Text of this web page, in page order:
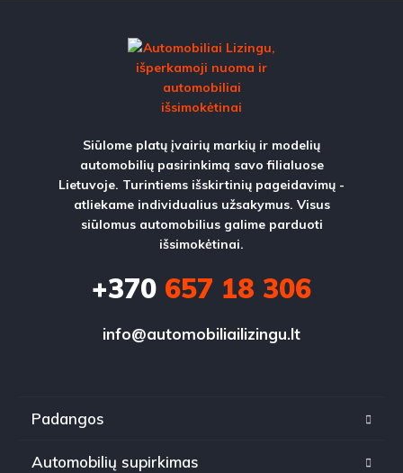
Siūlome platų įvairių markių ir modelių
automobilių pasirinkimą savo filialuose
Lietuvoje. Turintiems išskirtinių pageidavimų -
atliekame individualius užsakymus. Visus
siūlomus automobilius galime parduoti
išsimokėtinai.
+370 657 18 306
info@automobiliailizingu.lt
Padangos
Automobilių supirkimas